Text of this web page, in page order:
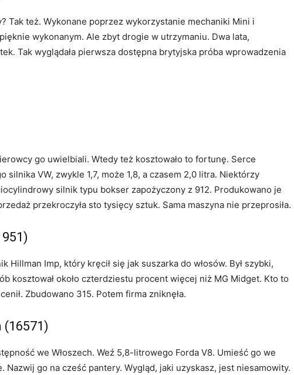
Tak też. Wykonane poprzez wykorzystanie mechaniki Mini i
wykonanym. Ale zbyt drogie w utrzymaniu. Dwa lata,
Tak wyglądała pierwsza dostępna brytyjska próba wprowadzenia
go uwielbiali. Wtedy też kosztowało to fortunę. Serce
silnika VW, zwykle 1,7, może 1,8, a czasem 2,0 litra. Niektórzy
silnik typu bokser zapożyczony z 912. Produkowano je
przekroczyła sto tysięcy sztuk. Sama maszyna nie przeprosiła.
Hillman Imp, który kręcił się jak suszarka do włosów. Był szybki,
kosztował około czterdziestu procent więcej niż MG Midget. Kto to
Zbudowano 315. Potem firma zniknęła.
(16571)
we Włoszech. Weź 5,8-litrowego Forda V8. Umieść go we
Nazwij go na cześć pantery. Wygląd, jaki uzyskasz, jest niesamowity.